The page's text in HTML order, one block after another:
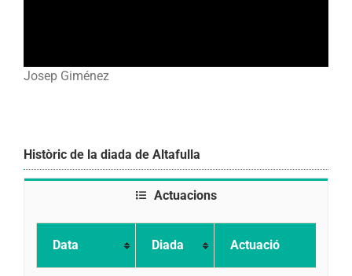
Josep Giménez
Històric de la diada de Altafulla
Actuacions
Data Diada Actuació